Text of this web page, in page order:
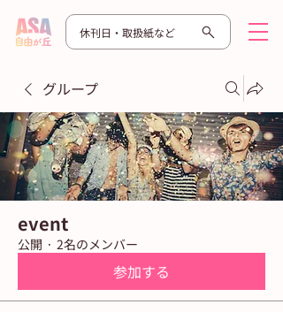
休刊日・取扱紙など
グループ
event
公開 · 2名のメンバー
参加する